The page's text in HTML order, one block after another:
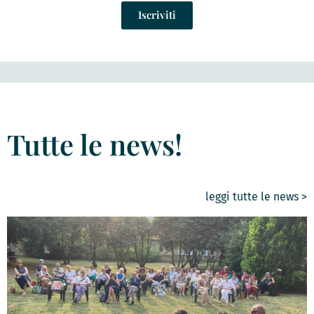
Iscriviti
Tutte le news!
leggi tutte le news >